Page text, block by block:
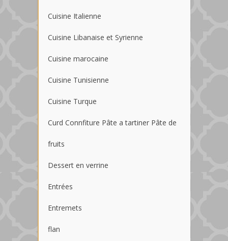
Cuisine Italienne
Cuisine Libanaise et Syrienne
Cuisine marocaine
Cuisine Tunisienne
Cuisine Turque
Curd Connfiture Pâte a tartiner Pâte de
fruits
Dessert en verrine
Entrées
Entremets
flan